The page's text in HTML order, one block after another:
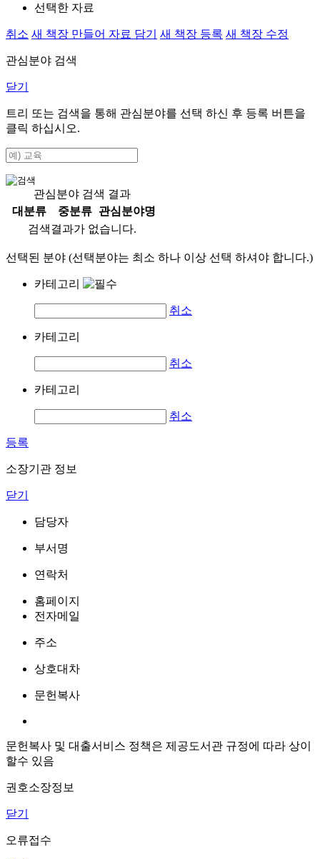
선택한 자료
취소 새 책장 만들어 자료 담기 새 책장 등록 새 책장 수정
관심분야 검색
닫기
트리 또는 검색을 통해 관심분야를 선택 하신 후 등록 버튼을
클릭 하십시오.
관심분야 검색 결과
대분류
중분류
관심분야명
검색결과가 없습니다.
선택된 분야 (선택분야는 최소 하나 이상 선택 하셔야 합니다.)
카테고리
취소
카테고리
취소
카테고리
취소
등록
소장기관 정보
닫기
담당자
부서명
연락처
홈페이지
전자메일
주소
상호대차
문헌복사
문헌복사 및 대출서비스 정책은 제공도서관 규정에 따라 상이
할수 있음
권호소장정보
닫기
오류접수